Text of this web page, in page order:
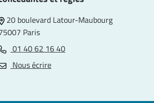
20 boulevard Latour-Maubourg
Paris
01 40 62 16 40
Nous écrire